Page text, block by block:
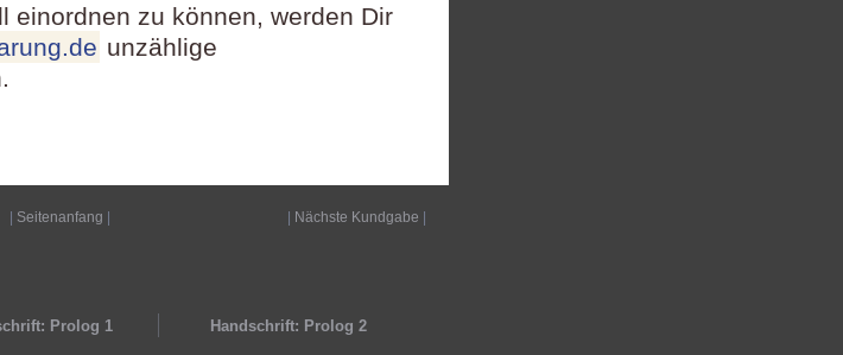
einordnen zu können, werden Dir
unzählige
Seitenanfang Nächste Kundgabe
Prolog 1 Handschrift: Prolog 2